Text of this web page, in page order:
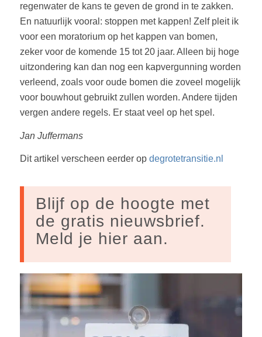
regenwater de kans te geven de grond in te zakken.
En natuurlijk vooral: stoppen met kappen! Zelf pleit ik
voor een moratorium op het kappen van bomen,
zeker voor de komende 15 tot 20 jaar. Alleen bij hoge
uitzondering kan dan nog een kapvergunning worden
verleend, zoals voor oude bomen die zoveel mogelijk
voor bouwhout gebruikt zullen worden. Andere tijden
vergen andere regels. Er staat veel op het spel.
Jan Juffermans
Dit artikel verscheen eerder op degrotetransitie.nl
Blijf op de hoogte met
de gratis nieuwsbrief.
Meld je hier aan.